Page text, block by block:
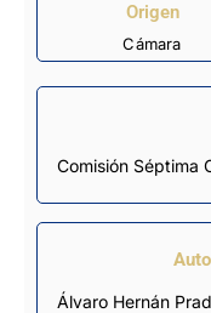
Origen
Cámara
Comisión Séptima
Álvaro Hernán